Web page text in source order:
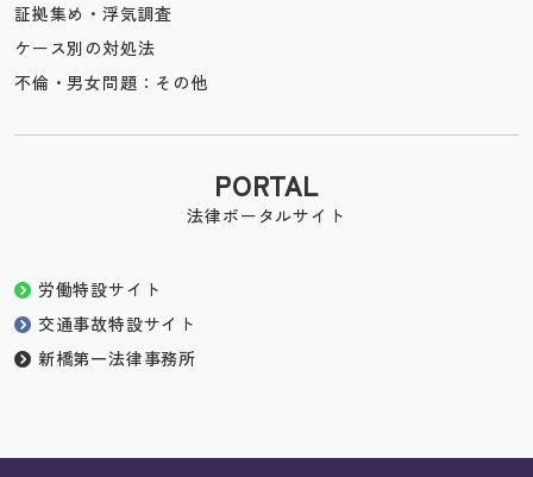
証拠集め・浮気調査
ケース別の対処法
不倫・男女問題：その他
PORTAL
法律ポータルサイト
労働特設サイト
交通事故特設サイト
新橋第一法律事務所